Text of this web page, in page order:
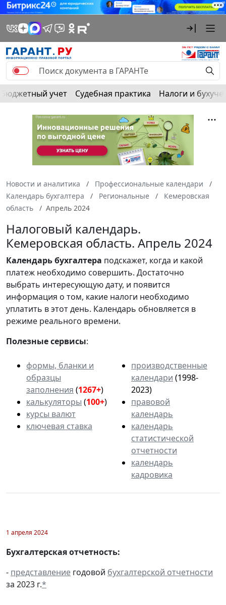
Бюджетный учет Судебная практика Налоги и
Новости и аналитика
Профессиональные календари
Календарь бухгалтера
Региональные
Кемеровская
область
Апрель 2024
Налоговый календарь.
Кемеровская область. Апрель 2024
Календарьбухгалтера подскажет, когда и какой
платеж необходимо совершить. Достаточно
выбрать интересующую дату, и появится
информация о том, какие налоги необходимо
уплатить в этот день. Календарь обновляется в
режиме реального времени.
Полезные сервисы:
формы, бланки и
образцы
заполнения (1267+)
калькуляторы (100+)
курсы валют
ключевая ставка
производственные
календари (1998-
2023)
правовой
календарь
календарь
статистической
отчетности
календарь
кадровика
1 апреля 2024
Бухгалтерская отчетность:
- представление годовой бухгалтерской отчетности
за 2023 г.*